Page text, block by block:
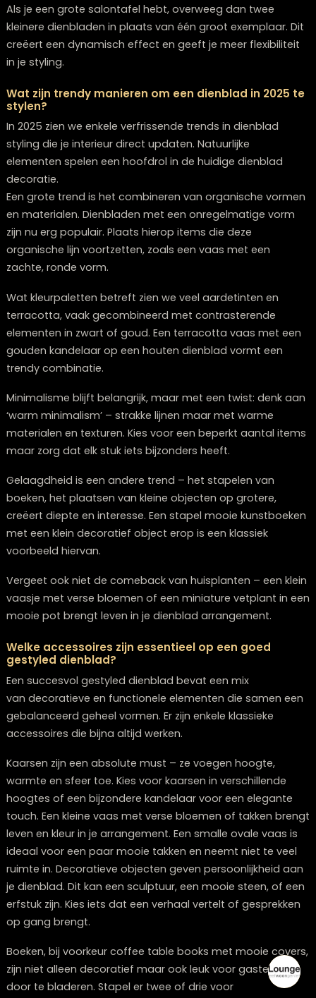
Welke materialen werken het beste voor een
dienblad op je salontafel?
De materiaalkeuze van je dienblad bepaalt voor een
deel de sfeer en uitstraling van je salontafel. Elk
brengt zijn eigen karakter en praktische
met zich mee.
Houten dienbladen zijn veelzijdig en passen in bijna elk
interieur. Ze brengen warmte en een natuurlijk
woonkamer. Hout is ook duurzaam en veroudert
nadeel kan zijn dat houten dienbladen gevoeliger zijn
vlekken en kringen.
Metalen dienbladen geven een meer moderne en
industriële uitstraling. Ze zijn gemakkelijk schoon te
aanvoelen en zijn soms gevoelig voor krassen.
Glazen dienbladen creëren een lichte, elegante look
laten de salontafel eronder zichtbaar. Dit werkt goed
echter kwetsbaarder en toont vingerafdrukken.
Rotan of gevlochten dienbladen brengen textuur en
bohemien of landelijke sfeer. Ze zijn licht in gewicht
kunnen soms moeilijker schoon te maken zijn als er
vloeistof wordt gemorst.
Bij het kiezen van een materiaal, hou rekening met
aansluit bij de rest van je interieur. In een modern
stijl hout of riet meer passend kan zijn.
Hoe kies je de juiste maat dienblad voor je
Het selecteren van de juiste maat dienblad is
een evenwichtige compositie op je salontafel. Als
vuistregel geldt dat je dienblad ongeveer tweederde
de lengte van je salontafel zou moeten beslaan.
dienblad goed, waarbij je rondom het dienblad nog
ongeveer 10-15 cm ruimte overhoudt. Dit geeft een
uitstraling terwijl er nog voldoende vrije tafelruimte
Bij een rechthoekige salontafel kun je kiezen voor een
rechthoekig dienblad dat de vorm van de tafel volgt,
juist voor contrast zorgen met een rond dienblad.
Houd ook rekening met functionaliteit: zorg dat er
ruimte overblijft op je salontafel om een drankje neer
zetten of een boek open te slaan. Een te groot
kan de tafel overheersen, terwijl een te klein
verloren kan raken op een grote tafel.